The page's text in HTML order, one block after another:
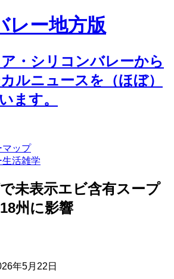
レー地方版
・シリコンバレーから
ルニュースを（ほぼ）
ます。
マップ
生活雑学
未表示エビ含有スープ
州に影響
年5月22日